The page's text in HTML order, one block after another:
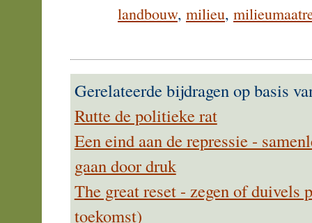
landbouw, milieu,
Gerelateerde bijdragen op basis
Rutte de politieke rat
Een eind aan de repressie -
gaan door druk
The great reset - zegen of duivels
toekomst)